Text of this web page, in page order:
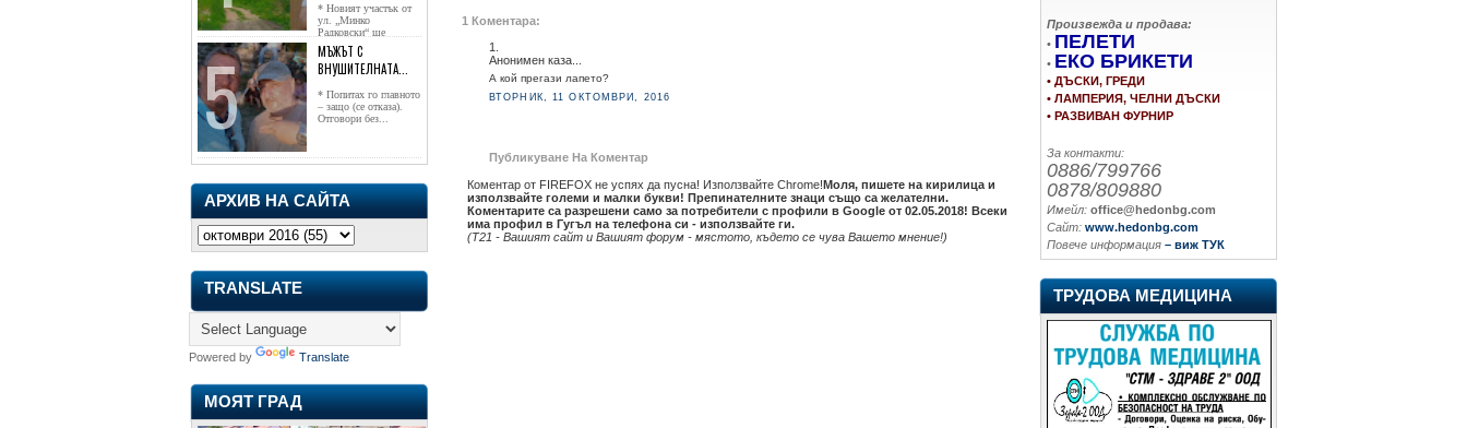
* Новият участък от
ул. „Минко
Радковски“ ще
достигне жк...
МЪЖЪТ С
ВНУШИТЕЛНАТА...
* Попитах го главното
– защо (се отказа).
Отговори без...
АРХИВ НА САЙТА
TRANSLATE
Powered by Translate
МОЯТ ГРАД
1 Коментара:
1.
Анонимен каза...
А кой прегази лапето?
ВТОРНИК, 11 ОКТОМВРИ, 2016
Публикуване На Коментар
Коментар от FIREFOX не успях да пусна! Използвайте Chrome! Моля, пишете на кирилица и
използвайте големи и малки букви! Препинателните знаци също са желателни.
Коментарите са разрешени само за потребители с профили в Google от 02.05.2018! Всеки
има профил в Гугъл на телефона си - използвайте ги.
(Т21 - Вашият сайт и Вашият форум - мястото, където се чува Вашето мнение!)
Произвежда и продава:
• ПЕЛЕТИ
• ЕКО БРИКЕТИ
• ДЪСКИ, ГРЕДИ
• ЛАМПЕРИЯ, ЧЕЛНИ ДЪСКИ
• РАЗВИВАН ФУРНИР
За контакти:
0886/799766
0878/809880
Имейл: office@hedonbg.com
Сайт: www.hedonbg.com
Повече информация – виж ТУК
ТРУДОВА МЕДИЦИНА